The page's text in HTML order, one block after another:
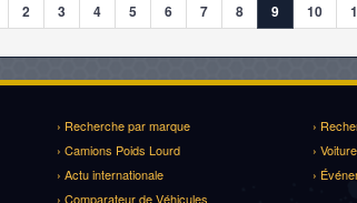
2 3 4 5 6 7 8 9 10
› Recherche par marque ›
› Camions Poids Lourd ›
› Actu internationale ›
› Comparateur de Véhicules